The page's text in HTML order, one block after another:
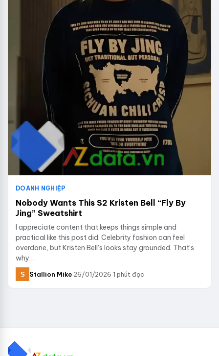
DOANH NGHIỆP
Nobody Wants This S2 Kristen Bell “Fly By
Jing” Sweatshirt
I appreciate content that keeps things simple and
practical like this post did. Celebrity fashion can feel
overdone, but Kristen Bell’s looks stay grounded. That’s
why…
Stallion Mike·26/01/2026·1 phút đọc